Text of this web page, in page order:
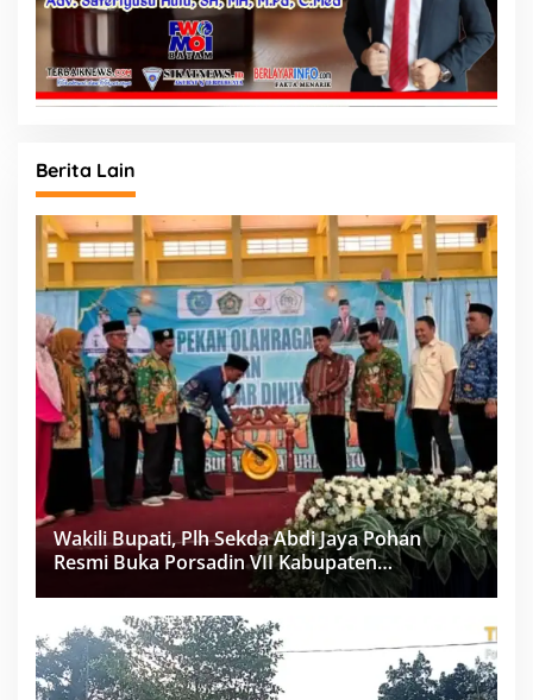
Berita Lain
Wakili Bupati, Plh Sekda Abdi Jaya Pohan
Resmi Buka Porsadin VII Kabupaten